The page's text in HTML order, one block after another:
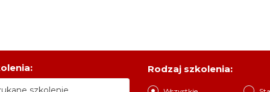
Rodzaj szkolenia: